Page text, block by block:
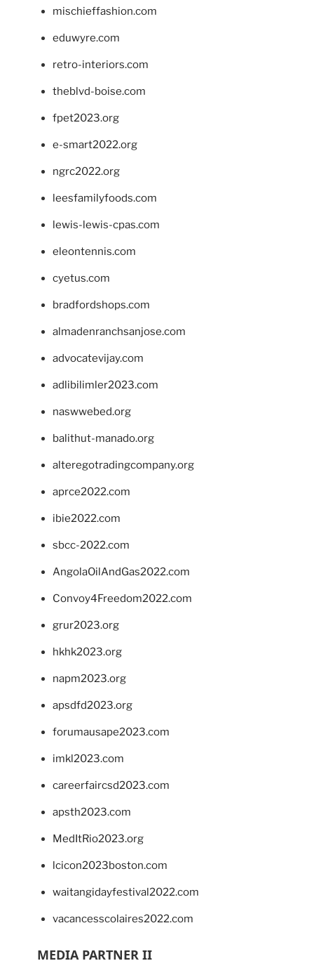
mischieffashion.com
eduwyre.com
retro-interiors.com
theblvd-boise.com
fpet2023.org
e-smart2022.org
ngrc2022.org
leesfamilyfoods.com
lewis-lewis-cpas.com
eleontennis.com
cyetus.com
bradfordshops.com
almadenranchsanjose.com
advocatevijay.com
adlibilimler2023.com
naswwebed.org
balithut-manado.org
alteregotradingcompany.org
aprce2022.com
ibie2022.com
sbcc-2022.com
AngolaOilAndGas2022.com
Convoy4Freedom2022.com
grur2023.org
hkhk2023.org
napm2023.org
apsdfd2023.org
forumausape2023.com
imkl2023.com
careerfaircsd2023.com
apsth2023.com
MedItRio2023.org
lcicon2023boston.com
waitangidayfestival2022.com
vacancesscolaires2022.com
MEDIA PARTNER II